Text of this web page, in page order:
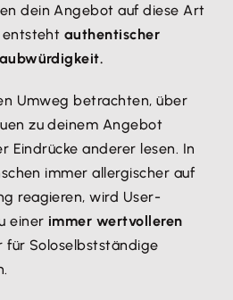
dein Angebot auf diese Art
entsteht authentischer
Umweg betrachten, über
zu deinem Angebot
Eindrücke anderer lesen. In
immer allergischer auf
reagieren, wird User-
einer immer wertvolleren
für Soloselbstständige